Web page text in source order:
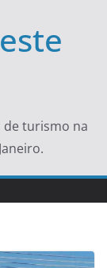
de turismo na